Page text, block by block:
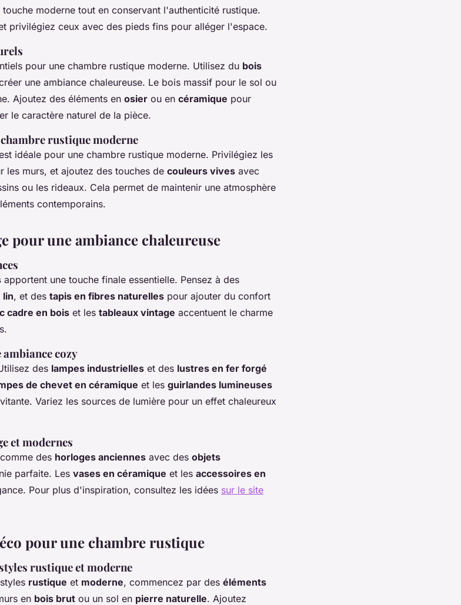
moderne tout en conservant l'authenticité rustique.
privilégiez ceux avec des pieds fins pour alléger l'espace.
pour une chambre rustique moderne. Utilisez du bois
une ambiance chaleureuse. Le bois massif pour le sol ou
Ajoutez des éléments en osier ou en céramique pour
le caractère naturel de la pièce.
rustique moderne
idéale pour une chambre rustique moderne. Privilégiez les
les murs, et ajoutez des touches de couleurs vives avec
ou les rideaux. Cela permet de maintenir une atmosphère
contemporains.
pour une ambiance chaleureuse
apportent une touche finale essentielle. Pensez à des
lin, et des tapis en fibres naturelles pour ajouter du confort
cadre en bois et les tableaux vintage accentuent le charme
cozy
des lampes industrielles et des lustres en fer forgé
de chevet en céramique et les guirlandes lumineuses
Variez les sources de lumière pour un effet chaleureux
et modernes
comme des horloges anciennes avec des objets
parfaite. Les vases en céramique et les accessoires en
Pour plus d'inspiration, consultez les idées sur le site
pour une chambre rustique
rustique et moderne
rustique et moderne, commencez par des éléments
en bois brut ou un sol en pierre naturelle. Ajoutez